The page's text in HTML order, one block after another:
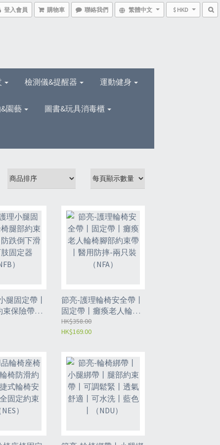
登入會員 購物車 聯絡我們 繁體中文 $ HKD
檢測儀&提醒器 運動健身
園藝 圖書&玩具消毒櫃
腿固定帶丨
束保險帶丨
出下肢固
節亮-護理輪椅安全帶丨
固定帶丨癱瘓老人輪椅
腳部約束帶丨醫用防摔-
兩只裝（NFA）
HK$358.00
HK$169.00